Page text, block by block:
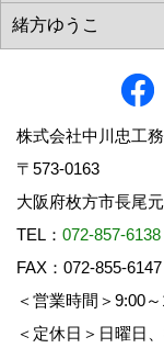
株式会社中川忠工
〒573-0163
大阪府枚方市長尾
TEL： 072-857-6138
FAX：072-855-6147
＜営業時間＞9:00
＜定休日＞日曜日